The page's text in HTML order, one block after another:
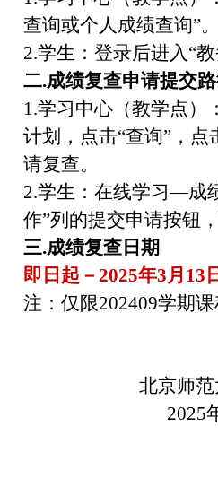
查询或个人成绩查询”。
2.学生：登录后进入“
二.成绩复查申请提交
1.学习中心（教学点
计划，点击“查询”，
请复查。
2.学生：在线学习—成
作”列的提交申请按钮
三.成绩复查日期
即日起－2025年3月13
注：仅限202409学期课
北京师范大学
2025年2月